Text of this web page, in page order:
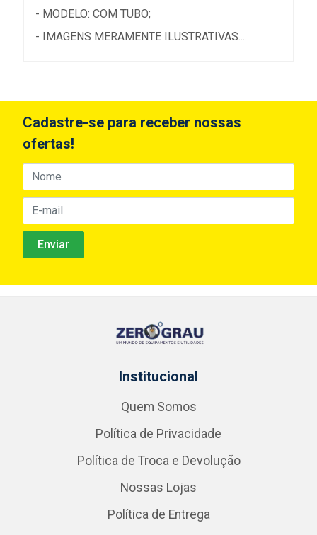
- MODELO: COM TUBO;
- IMAGENS MERAMENTE ILUSTRATIVAS....
Cadastre-se para receber nossas
ofertas!
Institucional
Quem Somos
Política de Privacidade
Política de Troca e Devolução
Nossas Lojas
Política de Entrega